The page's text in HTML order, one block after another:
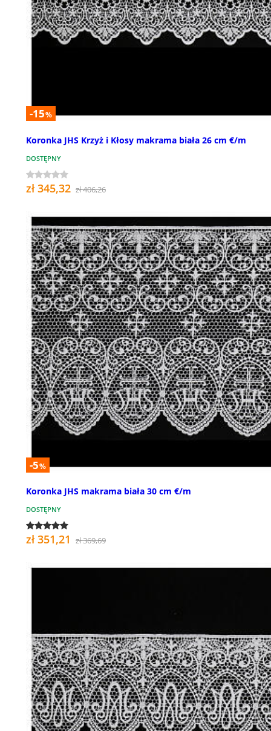
-15%
Koronka JHS Krzyż i Kłosy makrama biała 26 cm €/m
DOSTĘPNY
zł 345,32 zł 406,26
-5%
Koronka JHS makrama biała 30 cm €/m
DOSTĘPNY
zł 351,21 zł 369,69